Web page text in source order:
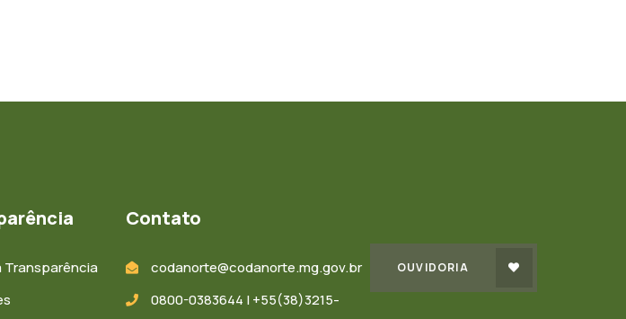
Transparência
Contato
codanorte@codanorte.mg.gov.br
0800-0383644 | +55(38)3215-
OUVIDORIA